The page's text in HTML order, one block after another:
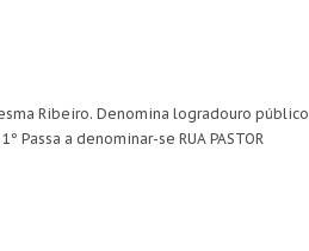
Ribeiro. Denomina logradouro público
Passa a denominar-se RUA PASTOR